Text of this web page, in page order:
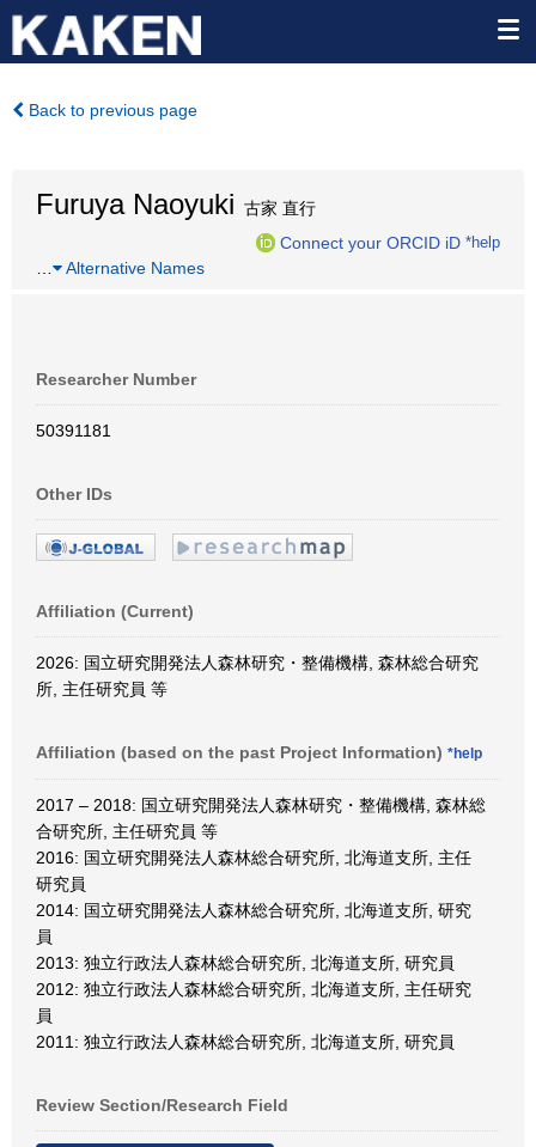
Back to previous page
Furuya Naoyuki 古家 直行
Connect your ORCID iD *help
Alternative Names
Researcher Number
50391181
Other IDs
Affiliation (Current)
2026: 国立研究開発法人森林研究・整備機構, 森林総合研究
所, 主任研究員 等
Affiliation (based on the past Project Information) *help
2017 – 2018: 国立研究開発法人森林研究・整備機構, 森林総
合研究所, 主任研究員 等
2016: 国立研究開発法人森林総合研究所, 北海道支所, 主任
研究員
2014: 国立研究開発法人森林総合研究所, 北海道支所, 研究
員
2013: 独立行政法人森林総合研究所, 北海道支所, 研究員
2012: 独立行政法人森林総合研究所, 北海道支所, 主任研究
員
2011: 独立行政法人森林総合研究所, 北海道支所, 研究員
Review Section/Research Field